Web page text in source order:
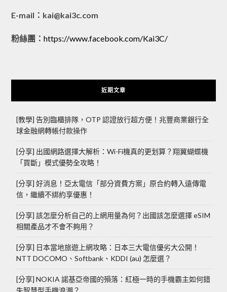
E-mail：kai@kai3c.com
粉絲團： https://www.facebook.com/Kai3C/
近期文章
[教學] 告別臨櫃排隊，OTP 認證放行超方便！兆豐商業銀行全
球金融網轉帳付款操作
[分享] 出國網路選擇大解析：Wi-Fi機真的更划算？翔翼蝴蝶機
「買斷」模式優勢全攻略！
[分享] 好消息！亞太電信「部分資費方案」原合約轉入遠傳電
信，繼續不綁約享優惠！
[分享] 該怎麼分析自己的上網用量為何？出國該怎麼選擇 eSIM
相關產品才不會不夠用？
[分享] 日本當地旅遊上網攻略：日本三大電信優劣大公開！
NTT DOCOMO、Softbank、KDDI (au) 怎麼選？
[分享] NOKIA 諾基亞帝國的殞落：紅極一時的手機霸主如何錯
失智慧型手機浪潮？